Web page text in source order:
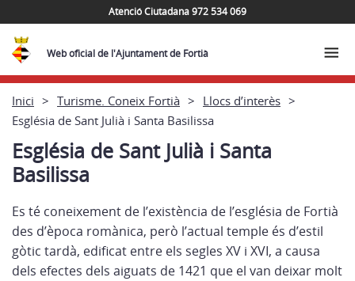
Atenció Ciutadana 972 534 069
Web oficial de l'Ajuntament de Fortià
Inici Turisme. Coneix Fortià
Llocs d’interès
Església de Sant Julià i Santa Basilissa
Església de Sant Julià i Santa
Basilissa
Es té coneixement de l’existència de l’església de Fortià
des d’època romànica, però l’actual temple és d’estil
gòtic tardà, edificat entre els segles XV i XVI, a causa
dels efectes dels aiguats de 1421 que el van deixar molt